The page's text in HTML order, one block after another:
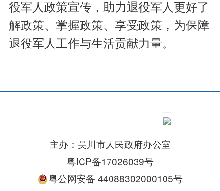
役军人政策宣传，助力退役军人更好了
解政策、掌握政策、享受政策，为保障
退役军人工作与生活贡献力量。
主办：吴川市人民政府办公室
粤ICP备17026039号
粤公网安备 44088302000105号